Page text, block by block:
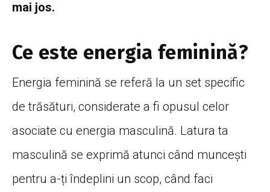
mai jos.
Ce este energia feminină?
Energia feminină se referă la un set specific
detrăsături, considerate a fi opusul celor
asociate cu energia masculină. Latura ta
masculină se exprimă atunci când muncești
pentru a-ți îndeplini un scop, când faci